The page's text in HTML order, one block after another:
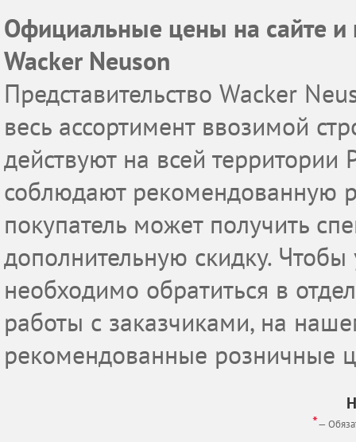
Официальные цены на сайте и
Wacker Neuson
Представительство Wacker
весь ассортимент ввозимой
действуют на всей
соблюдают рекомендованную
покупатель может получить
дополнительную скидку. Чтобы
необходимо обратиться в
работы с заказчиками, на
рекомендованные розничные
*—